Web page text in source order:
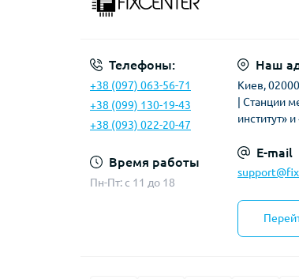
Телефоны:
+38 (097) 063-56-71
+38 (099) 130-19-43
+38 (093) 022-20-47
Время работы
Пн-Пт: c 11 до 18
Наш
Киев,
| Станции
институт»
E-mail